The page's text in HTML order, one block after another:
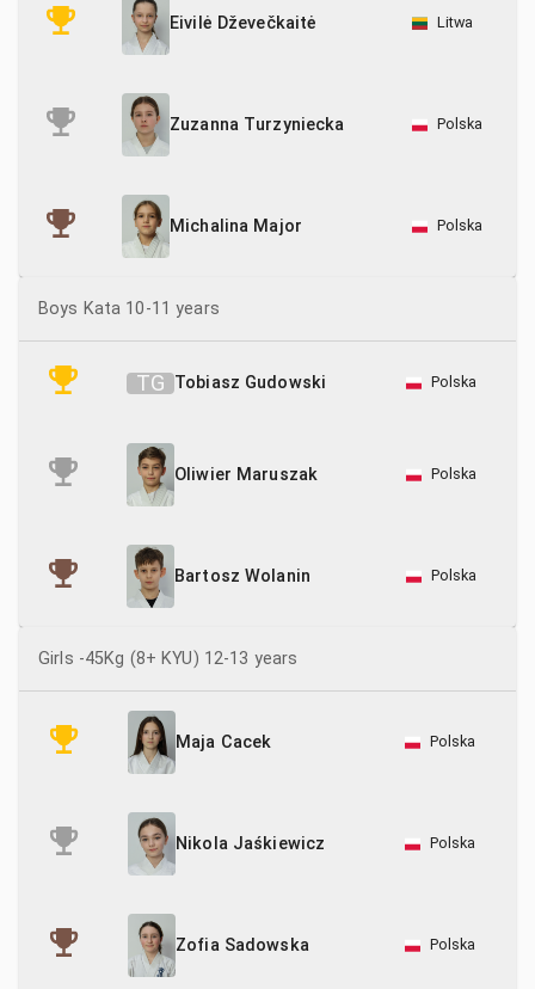
Eivilė Dževečkaitė Litwa
Zuzanna Turzyniecka Polska
Michalina Major Polska
Boys Kata 10-11 years
TG Tobiasz Gudowski Polska
Oliwier Maruszak Polska
Bartosz Wolanin Polska
Girls -45Kg (8+ KYU) 12-13 years
Maja Cacek Polska
Nikola Jaśkiewicz Polska
Zofia Sadowska Polska